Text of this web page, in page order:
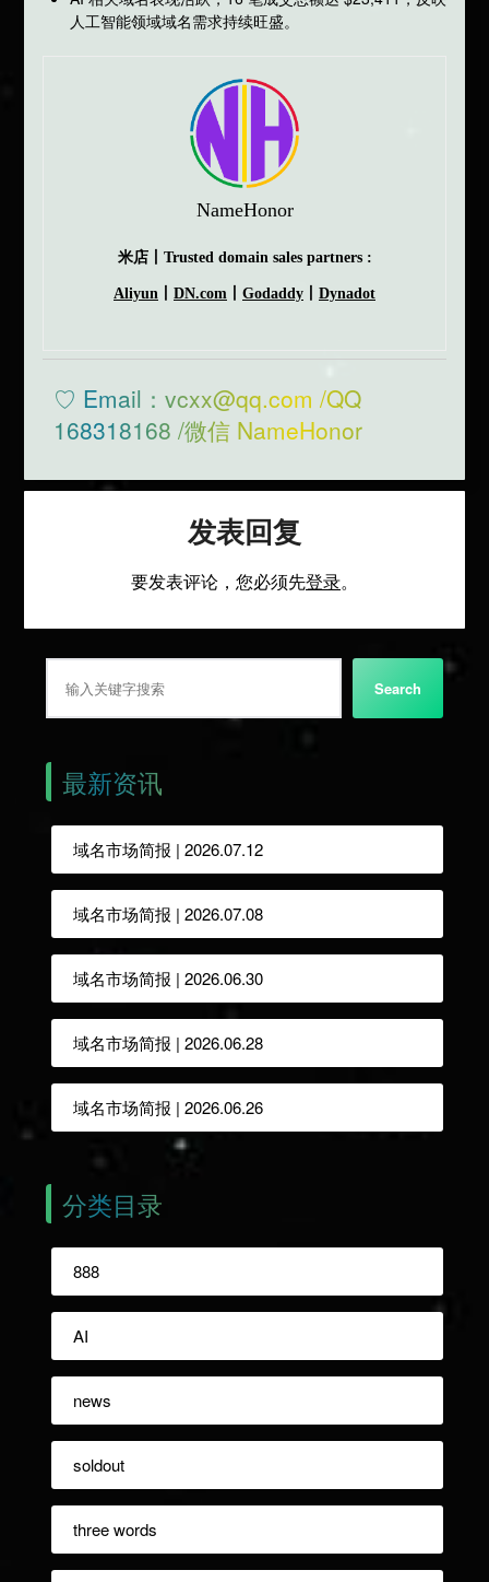
人工智能领域域名需求持续旺盛。
NameHonor
米店丨Trusted domain sales partners :
Aliyun DN.com Godaddy Dynadot
♡ Email：vcxx@qq.com /QQ
168318168 /微信 NameHonor
发表回复
要发表评论，您必须先登录。
Search
最新资讯
域名市场简报 | 2026.07.12
域名市场简报 | 2026.07.08
域名市场简报 | 2026.06.30
域名市场简报 | 2026.06.28
域名市场简报 | 2026.06.26
分类目录
888
AI
news
soldout
three words